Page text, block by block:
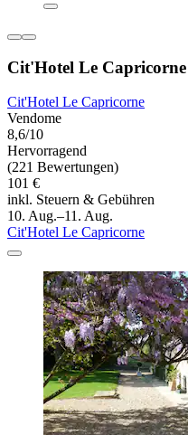
Cit'Hotel Le Capricorne
Cit'Hotel Le Capricorne
Vendome
8,6/10
Hervorragend
(221 Bewertungen)
101 €
inkl. Steuern & Gebühren
10. Aug.–11. Aug.
Cit'Hotel Le Capricorne